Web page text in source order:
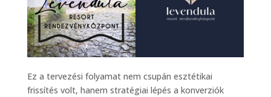
Ez a tervezési folyamat nem csupán esztétikai
frissítés volt, hanem stratégiai lépés a konverziók